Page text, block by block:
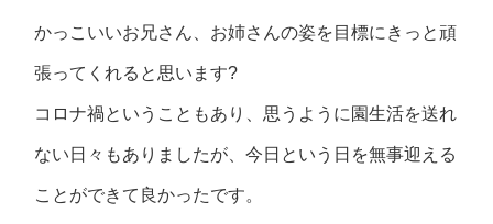
かっこいいお兄さん、お姉さんの姿を目標にきっと頑
張ってくれると思います?
コロナ禍ということもあり、思うように園生活を送れ
ない日々もありましたが、今日という日を無事迎える
ことができて良かったです。